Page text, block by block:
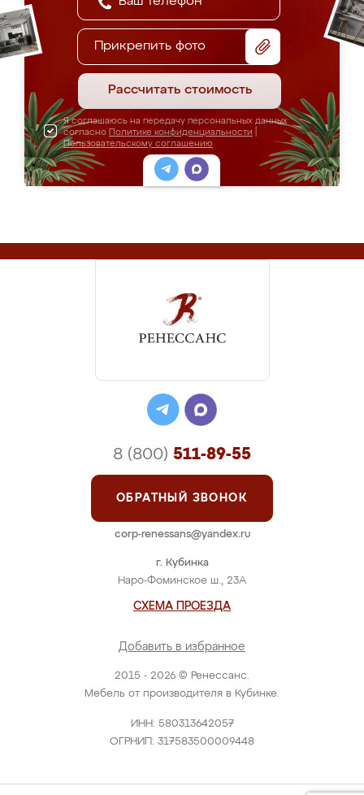
Прикрепить фото
Рассчитать стоимость
Я соглашаюсь на передачу персональных данных
согласно Политике конфиденциальности
Пользовательскому соглашению
2015 - 2026 © Ренессанс.
Мебель от производителя в Кубинке.
ИНН: 580313642057
ОГРНИП: 317583500009448
г. Кубинка
Наро-Фоминское ш., 23А
СХЕМА ПРОЕЗДА
Добавить в избранное
8 (800) 511-89-55
ОБРАТНЫЙ ЗВОНОК
corp-renessans@yandex.ru